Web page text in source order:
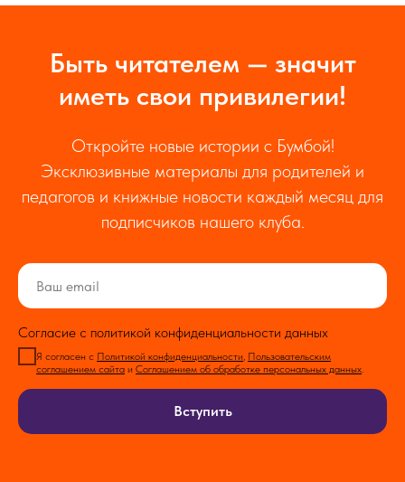
Быть читателем — значит
иметь свои привилегии!
Откройте новые истории с Бумбой!
Эксклюзивные материалы для родителей и
педагогов и книжные новости каждый месяц для
подписчиков нашего клуба.
Согласие с политикой конфиденциальности данных
Я согласен с Политикой конфиденциальности, Пользовательским
соглашением сайта и Соглашением об обработке персональных данных.
Вступить